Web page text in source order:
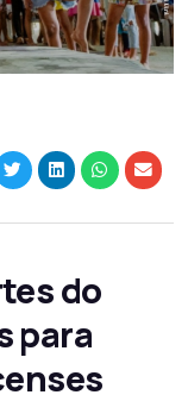
do
para